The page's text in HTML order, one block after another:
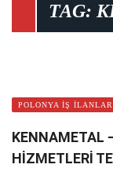
TAG:
POLONYA İŞ
KENNAMETAL
HİZMETLERİ